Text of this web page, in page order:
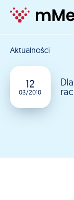
Aktualności
12
03/2010